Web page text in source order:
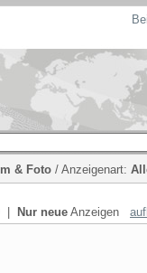
& Foto / Anzeigenart:
Nur neue Anzeigen